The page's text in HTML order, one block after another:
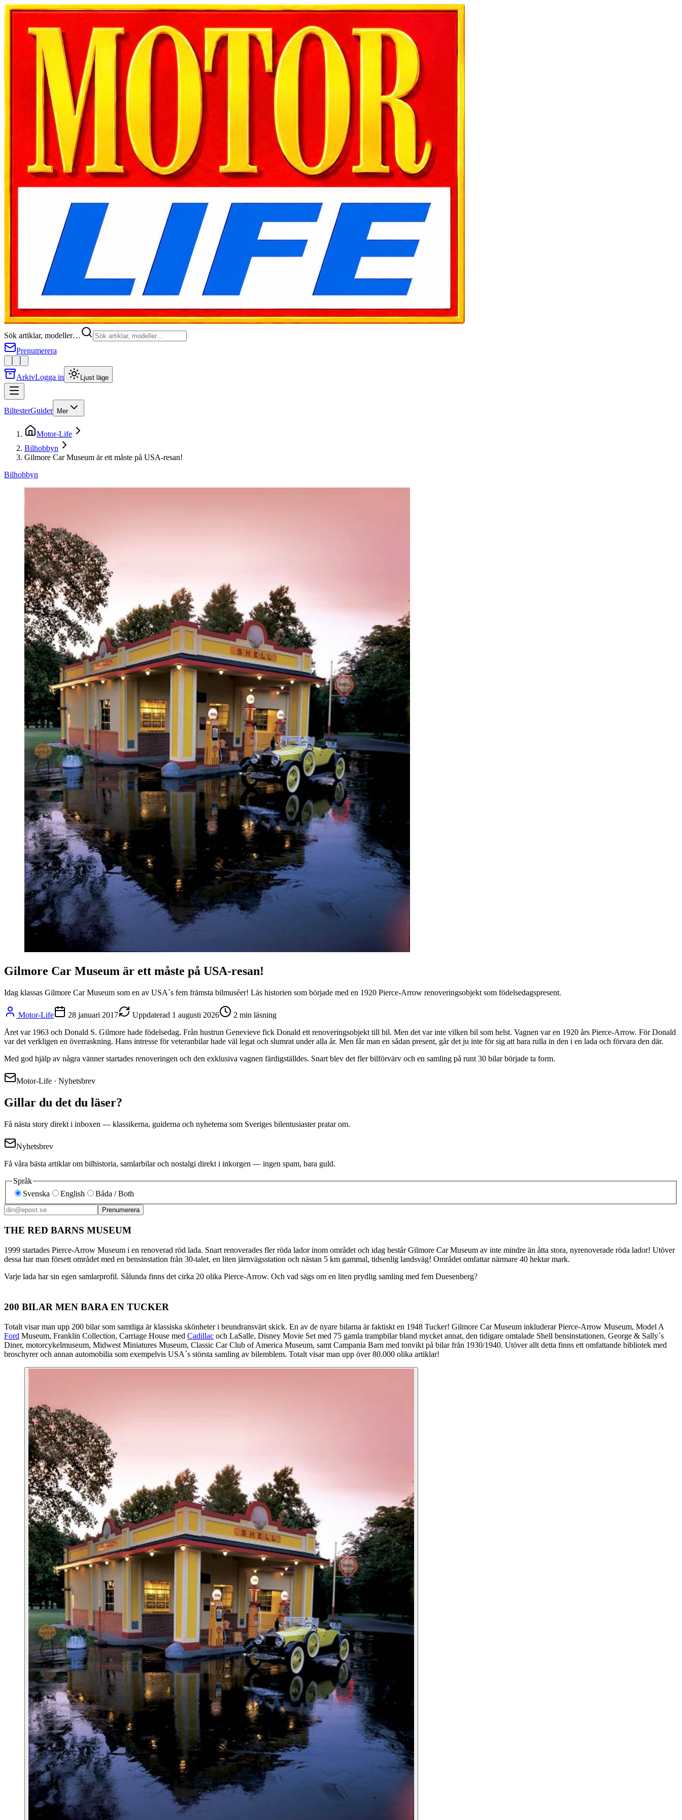
Sök artiklar, modeller…
Prenumerera
ArkivLogga in Ljust läge
BiltesterGuider Mer
Motor-Life
Bilhobbyn
Gilmore Car Museum är ett måste på USA-resan!
Bilhobbyn
Gilmore Car Museum är ett måste på USA-resan!
Idag klassas Gilmore Car Museum som en av USA´s fem främsta bilmuséer! Läs historien som började med en 1920 Pierce-Arrow renoveringsobjekt som födelsedagspresent.
Motor-Life 28 januari 2017 Uppdaterad 1 augusti 2026 2 min läsning
Året var 1963 och Donald S. Gilmore hade födelsedag. Från hustrun Genevieve fick Donald ett renoveringsobjekt till bil. Men det var inte vilken bil som helst. Vagnen var en 1920 års Pierce-Arrow. För Donald
var det verkligen en överraskning. Hans intresse för veteranbilar hade väl legat och slumrat under alla år. Men får man en sådan present, går det ju inte för sig att bara rulla in den i en lada och förvara den där.
Med god hjälp av några vänner startades renoveringen och den exklusiva vagnen färdigställdes. Snart blev det fler bilförvärv och en samling på runt 30 bilar började ta form.
Motor-Life · Nyhetsbrev
Gillar du det du läser?
Få nästa story direkt i inboxen — klassikerna, guiderna och nyheterna som Sveriges bilentusiaster pratar om.
Nyhetsbrev
Få våra bästa artiklar om bilhistoria, samlarbilar och nostalgi direkt i inkorgen — ingen spam, bara guld.
Språk
Svenska
English Båda / Both
Prenumerera
THE RED BARNS MUSEUM
1999 startades Pierce-Arrow Museum i en renoverad röd lada. Snart renoverades fler röda lador inom området och idag består Gilmore Car Museum av inte mindre än åtta stora, nyrenoverade röda lador! Utöver
dessa har man försett området med en bensinstation från 30-talet, en liten järnvägsstation och nästan 5 km gammal, tidsenlig landsväg! Området omfattar närmare 40 hektar mark.
Varje lada har sin egen samlarprofil. Sålunda finns det cirka 20 olika Pierce-Arrow. Och vad sägs om en liten prydlig samling med fem Duesenberg?
200 BILAR MEN BARA EN TUCKER
Totalt visar man upp 200 bilar som samtliga är klassiska skönheter i beundransvärt skick. En av de nyare bilarna är faktiskt en 1948 Tucker! Gilmore Car Museum inkluderar Pierce-Arrow Museum, Model A
Ford Museum, Franklin Collection, Carriage House med Cadillac och LaSalle, Disney Movie Set med 75 gamla trampbilar bland mycket annat, den tidigare omtalade Shell bensinstationen, George & Sally´s
Diner, motorcykelmuseum, Midwest Miniatures Museum, Classic Car Club of America Museum, samt Campania Barn med tonvikt på bilar från 1930/1940. Utöver allt detta finns ett omfattande bibliotek med
broschyrer och annan automobilia som exempelvis USA´s största samling av bilemblem. Totalt visar man upp över 80.000 olika artiklar!